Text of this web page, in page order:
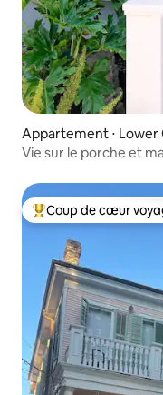
Appartement ⋅
Vie sur le porche et
Coups de cœur
Coup de cœur